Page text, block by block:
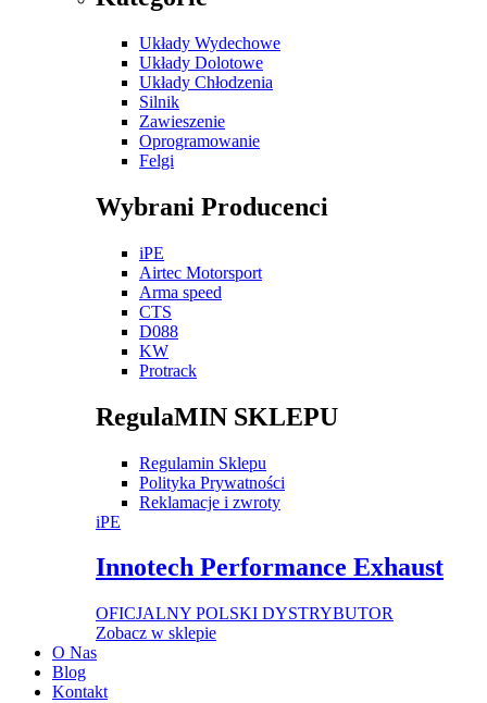
Układy Wydechowe
Układy Dolotowe
Układy Chłodzenia
Silnik
Zawieszenie
Oprogramowanie
Felgi
Wybrani Producenci
iPE
Airtec Motorsport
Arma speed
CTS
D088
KW
Protrack
RegulaMIN SKLEPU
Regulamin Sklepu
Polityka Prywatności
Reklamacje i zwroty
iPE
Innotech Performance Exhaust
OFICJALNY POLSKI DYSTRYBUTOR
Zobacz w sklepie
O Nas
Blog
Kontakt